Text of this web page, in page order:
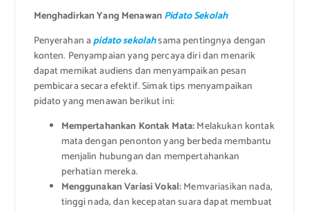
Menghadirkan Yang MenawanPidato Sekolah
Penyerahan apidato sekolahsama pentingnya dengan
konten. Penyampaian yang percaya diri dan menarik
dapat memikat audiens dan menyampaikan pesan
pembicara secara efektif. Simak tips menyampaikan
pidato yang menawan berikut ini:
Mempertahankan Kontak Mata:Melakukan kontak
mata dengan penonton yang berbeda membantu
menjalin hubungan dan mempertahankan
perhatian mereka.
Menggunakan Variasi Vokal:Memvariasikan nada,
tinggi nada, dan kecepatan suara dapat membuat